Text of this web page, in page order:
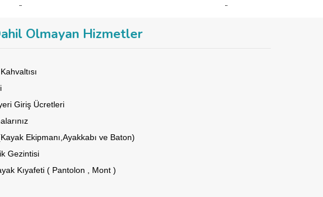
Olmayan Hizmetler
Giriş Ücretleri
Ekipmanı,Ayakkabı ve Baton)
Gezintisi
Kıyafeti ( Pantolon , Mont )